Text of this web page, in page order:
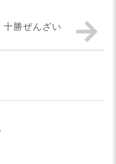
十勝ぜんざい